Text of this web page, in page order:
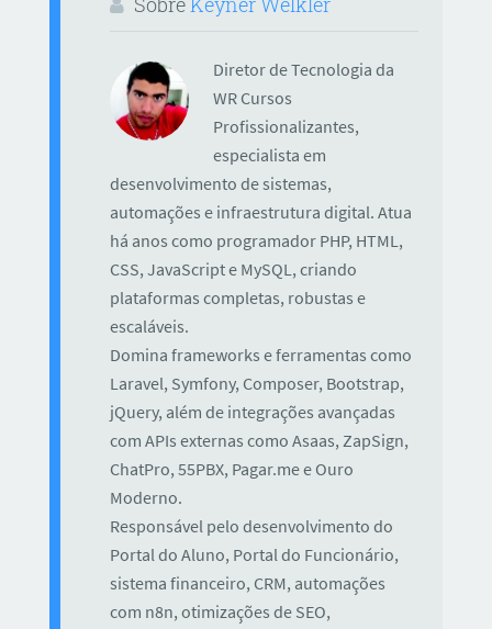
Diretor de Tecnologia da
WR Cursos
Profissionalizantes,
especialista em
desenvolvimento de sistemas,
automações e infraestrutura digital. Atua
há anos como programador PHP, HTML,
CSS, JavaScript e MySQL, criando
plataformas completas, robustas e
escaláveis.
Domina frameworks e ferramentas como
Laravel, Symfony, Composer, Bootstrap,
jQuery, além de integrações avançadas
com APIs externas como Asaas, ZapSign,
ChatPro, 55PBX, Pagar.me e Ouro
Moderno.
Responsável pelo desenvolvimento do
Portal do Aluno, Portal do Funcionário,
sistema financeiro, CRM, automações
com n8n, otimizações de SEO,